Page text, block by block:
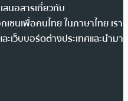
นอสารเกี่ยวกับ
ชนเพื่อคนไทย ในภาษาไทย เรา
เว็บบอร์ดต่างประเทศและนำมา